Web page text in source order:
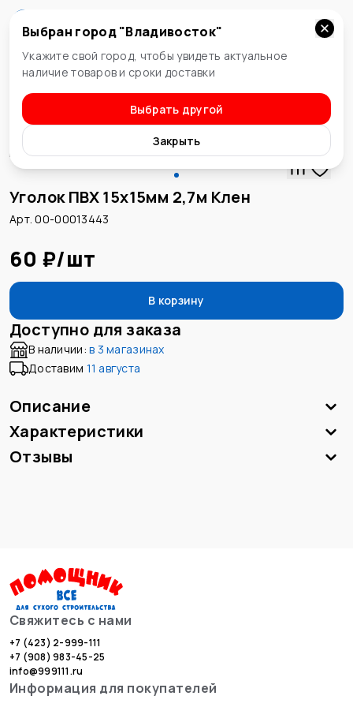
Владивосток
Выбран город "Владивосток"
Укажите свой город, чтобы увидеть актуальное
наличие товаров и сроки доставки
Выбрать другой
Закрыть
Декоративные уголки
Уголок ПВХ 15х15мм 2,7м Клен
Арт. 00-00013443
60 ₽/шт
В корзину
Доступно для заказа
В наличии: в 3 магазинах
Доставим 11 августа
Описание
Характеристики
Отзывы
Свяжитесь с нами
+7 (423) 2-999-111
+7 (908) 983-45-25
info@999111.ru
Информация для покупателей